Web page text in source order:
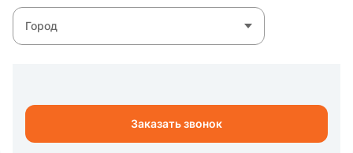
Город
Заказать звонок